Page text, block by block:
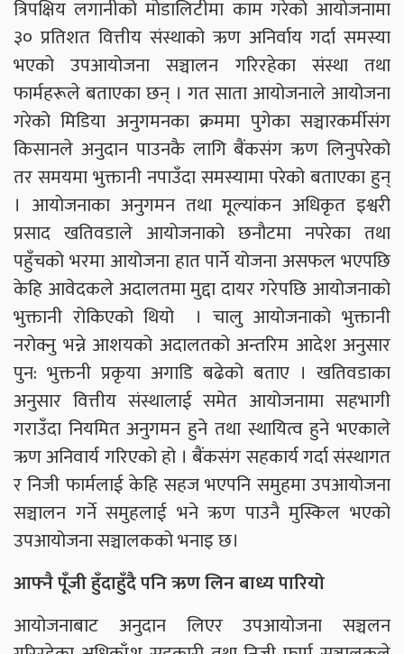
त्रिपक्षिय लगानीको मोडालिटीमा काम गरेको आयोजनामा
३० प्रतिशत वित्तीय संस्थाको ऋण अनिर्वाय गर्दा समस्या
भएको उपआयोजना सञ्चालन गरिरहेका संस्था तथा
फार्महरूले बताएका छन् । गत साता आयोजनाले आयोजना
गरेको मिडिया अनुगमनका क्रममा पुगेका सञ्चारकर्मीसंग
किसानले अनुदान पाउनकै लागि बैंकसंग ऋण लिनुपरेको
तर समयमा भुक्तानी नपाउँदा समस्यामा परेको बताएका हुन्
। आयोजनाका अनुगमन तथा मूल्यांकन अधिकृत इश्वरी
प्रसाद खतिवडाले आयोजनाको छनौटमा नपरेका तथा
पहुँचको भरमा आयोजना हात पार्ने योजना असफल भएपछि
केहि आवेदकले अदालतमा मुद्दा दायर गरेपछि आयोजनाको
भुक्तानी रोकिएको थियो । चालु आयोजनाको भुक्तानी
नरोक्नु भन्ने आशयको अदालतको अन्तरिम आदेश अनुसार
पुन: भुक्तनी प्रकृया अगाडि बढेको बताए । खतिवडाका
अनुसार वित्तीय संस्थालाई समेत आयोजनामा सहभागी
गराउँदा नियमित अनुगमन हुने तथा स्थायित्व हुने भएकाले
ऋण अनिवार्य गरिएको हो । बैंकसंग सहकार्य गर्दा संस्थागत
र निजी फार्मलाई केहि सहज भएपनि समुहमा उपआयोजना
सञ्चालन गर्ने समुहलाई भने ऋण पाउनै मुस्किल भएको
उपआयोजना सञ्चालकको भनाइ छ।
आफ्नै पूँजी हुँदाहुँदै पनि ऋण लिन बाध्य पारियो
आयोजनाबाट अनुदान लिएर उपआयोजना सञ्चलन